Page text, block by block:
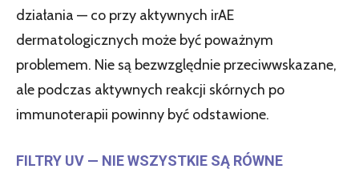
działania — co przy aktywnych irAE
dermatologicznych może być poważnym
problemem. Nie są bezwzględnie przeciwwskazane,
ale podczas aktywnych reakcji skórnych po
immunoterapii powinny być odstawione.
FILTRY UV — NIE WSZYSTKIE SĄ RÓWNE